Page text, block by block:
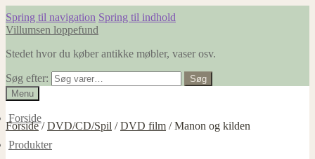
Spring til navigation Spring til indhold
Villumsen loppefund
Stedet hvor du køber antikke møbler, vaser osv.
Søg efter:
Søg
Menu
Forside
Produkter
Forside/DVD/CD/Spil /DVD film /Manon og kilden